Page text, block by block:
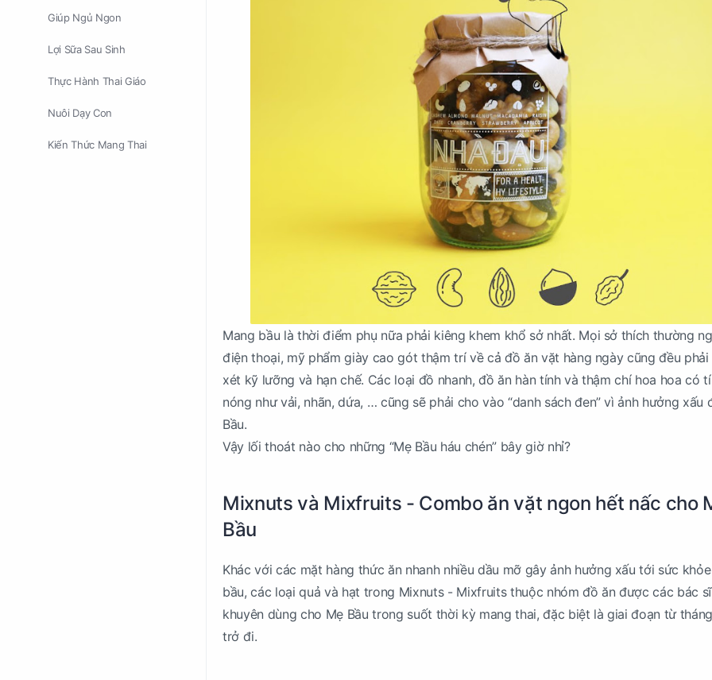
Giúp Ngủ Ngon
Lợi Sữa Sau Sinh
Thực Hành Thai Giáo
Nuôi Dạy Con
Kiến Thức Mang Thai
Mang bầu là thời điểm phụ nữa phải kiêng khem khổ sở nhất. Mọi sở thích thường
điện thoại, mỹ phẩm giày cao gót thậm trí về cả đồ ăn vặt hàng ngày cũng đều phải
xét kỹ lưỡng và hạn chế. Các loại đồ nhanh, đồ ăn hàn tính và thậm chí hoa hoa có
nóng như vải, nhãn, dứa, … cũng sẽ phải cho vào “danh sách đen” vì ảnh hưởng xấu
Bầu.
Vậy lối thoát nào cho những “Mẹ Bầu háu chén” bây giờ nhỉ?
Mixnuts và Mixfruits - Combo ăn vặt ngon hết nấc cho
Bầu
Khác với các mặt hàng thức ăn nhanh nhiều dầu mỡ gây ảnh hưởng xấu tới sức
bầu, các loại quả và hạt trong Mixnuts - Mixfruits thuộc nhóm đồ ăn được các bác sĩ
khuyên dùng cho Mẹ Bầu trong suốt thời kỳ mang thai, đặc biệt là giai đoạn từ
trở đi.